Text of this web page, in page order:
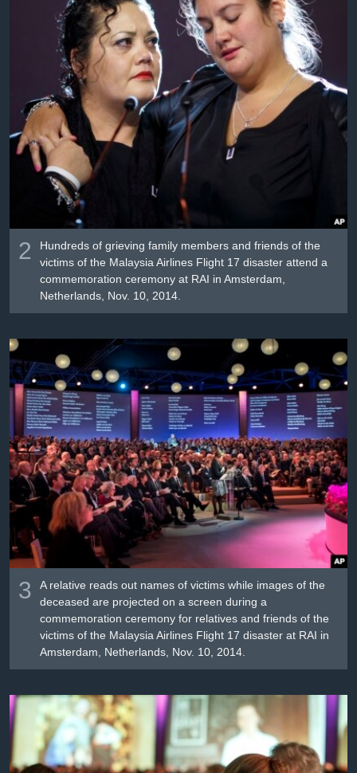
2
Hundreds of grieving family members and friends of the
victims of the Malaysia Airlines Flight 17 disaster attend a
commemoration ceremony at RAI in Amsterdam,
Netherlands, Nov. 10, 2014.
3
A relative reads out names of victims while images of the
deceased are projected on a screen during a
commemoration ceremony for relatives and friends of the
victims of the Malaysia Airlines Flight 17 disaster at RAI in
Amsterdam, Netherlands, Nov. 10, 2014.